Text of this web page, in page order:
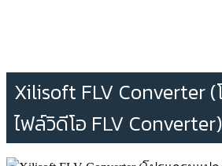
Xilisoft FLV Converter
ไฟล์วิดีโอ FLV Converter)